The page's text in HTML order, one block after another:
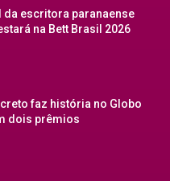
da escritora paranaense
na Bett Brasil 2026
faz história no Globo
dois prêmios